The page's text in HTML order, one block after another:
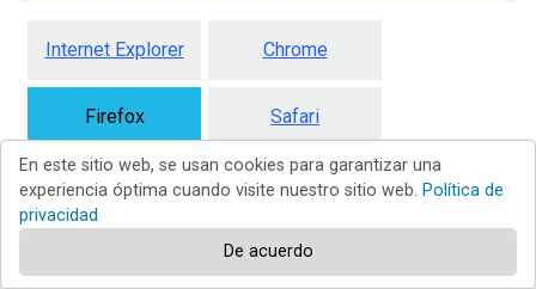
Internet Explorer Chrome
Firefox Safari
Edge
En este sitio web, se usan cookies para garantizar una
experiencia óptima cuando visite nuestro sitio web. Política de
privacidad
De acuerdo